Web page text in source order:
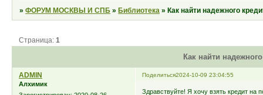
»ФОРУМ МОСКВЫ И СПБ »Библиотека »Как найти надежного
Как найти
Страница:1
Поделиться2024-10-09 23:04:55
ADMIN
Алхимик
Здравствуйте! Я хочу взять кредит на